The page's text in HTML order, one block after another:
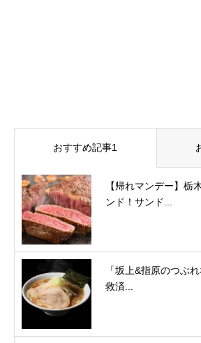
おすすめ記事1
【帰れマンデー】栃
ンド！サンド...
「坂上&指原のつぶ
救済...